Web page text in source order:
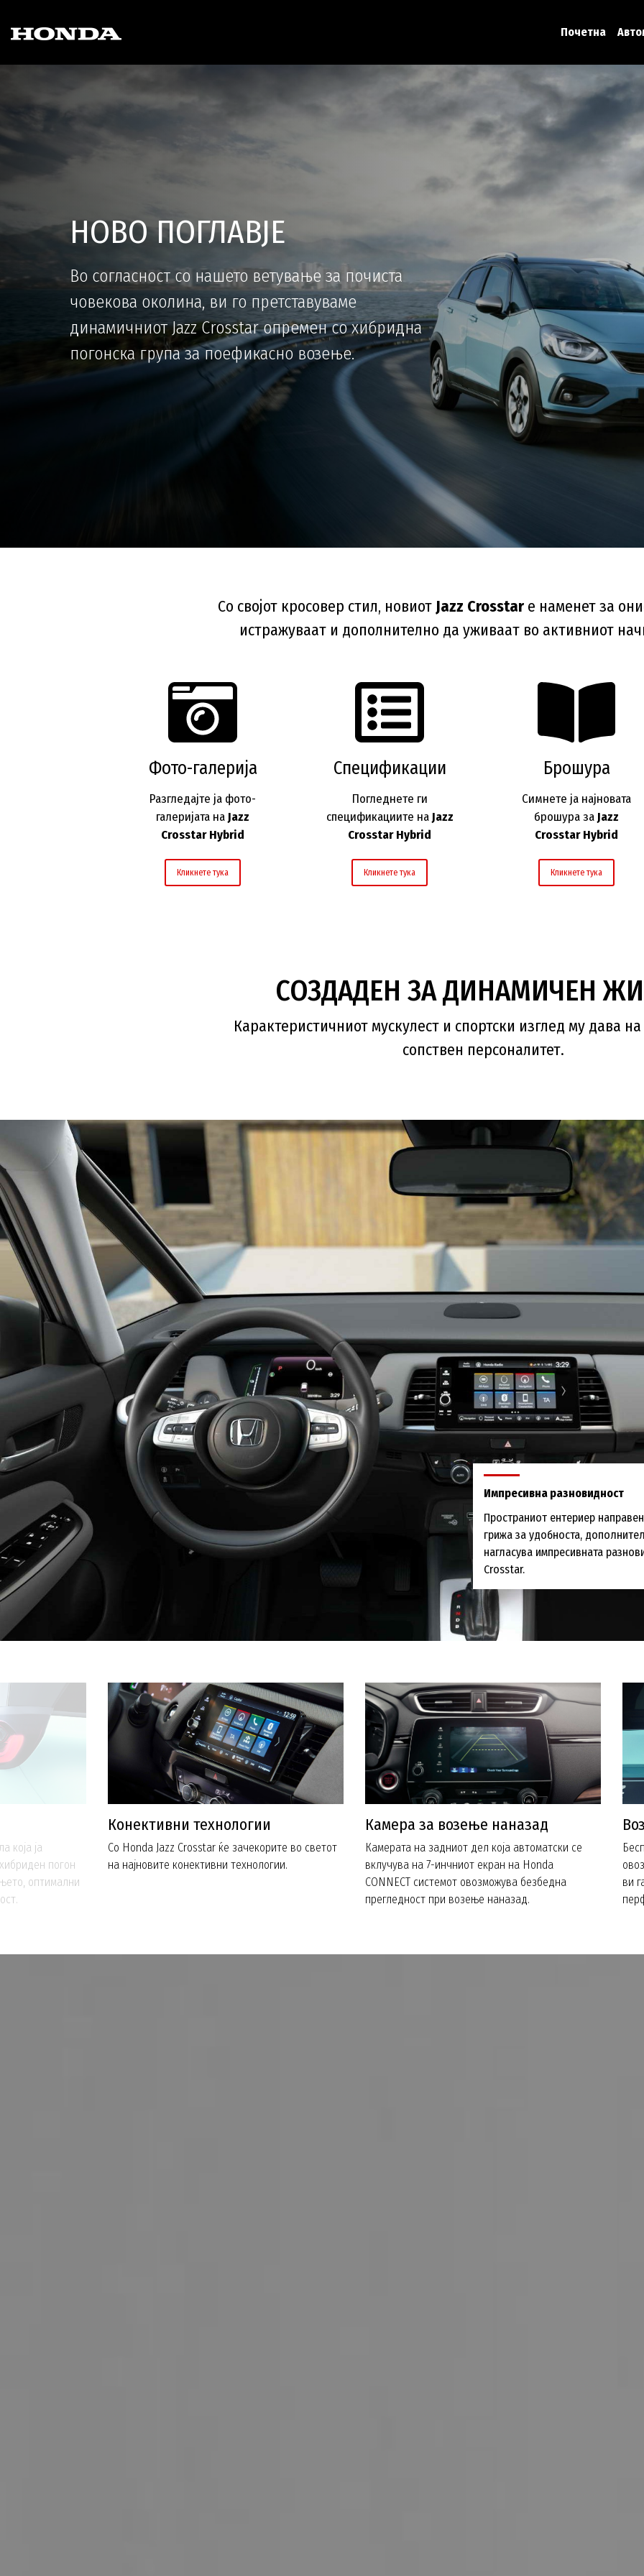
Почетна
НОВО ПОГЛАВЈЕ
Во согласност со нашето ветување за почиста
човекова околина, ви го претставуваме
динамичниот Jazz Crosstar опремен со хибридна
погонска група за поефикасно возење.
Со својот кросовер стил, новиот Jazz Crosstar е наменет за
истражуваат и дополнително да уживаат во активниот
Фото-галерија
Разгледајте ја фото-
галеријата на Jazz
Crosstar Hybrid
Кликнете тука
Спецификации
Погледнете ги
спецификациите на Jazz
Crosstar Hybrid
Кликнете тука
Брошура
Симнете ја најновата
брошура за Jazz
Crosstar Hybrid
Кликнете тука
СОЗДАДЕН ЗА ДИНАМИЧЕН
Карактеристичниот мускулест и спортски изглед му дава на
сопствен персоналитет.
Импресивна разновидност
Пространиот ентериер
грижа за удобноста,
нагласува импресивната
Crosstar.
која ја
погон
оптимални
Конективни технологии
Со Honda Jazz Crosstar ќе зачекорите во светот
на најновите конективни технологии.
Камера за возење наназад
Камерата на задниот дел која автоматски се
вклучува на 7-инчниот екран на Honda
CONNECT системот овозможува безбедна
прегледност при возење наназад.
ви